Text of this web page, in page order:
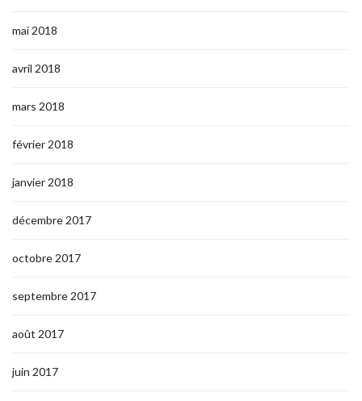
mai 2018
avril 2018
mars 2018
février 2018
janvier 2018
décembre 2017
octobre 2017
septembre 2017
août 2017
juin 2017